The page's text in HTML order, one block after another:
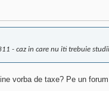
- caz in care nu iti trebuie
vorba de taxe? Pe un